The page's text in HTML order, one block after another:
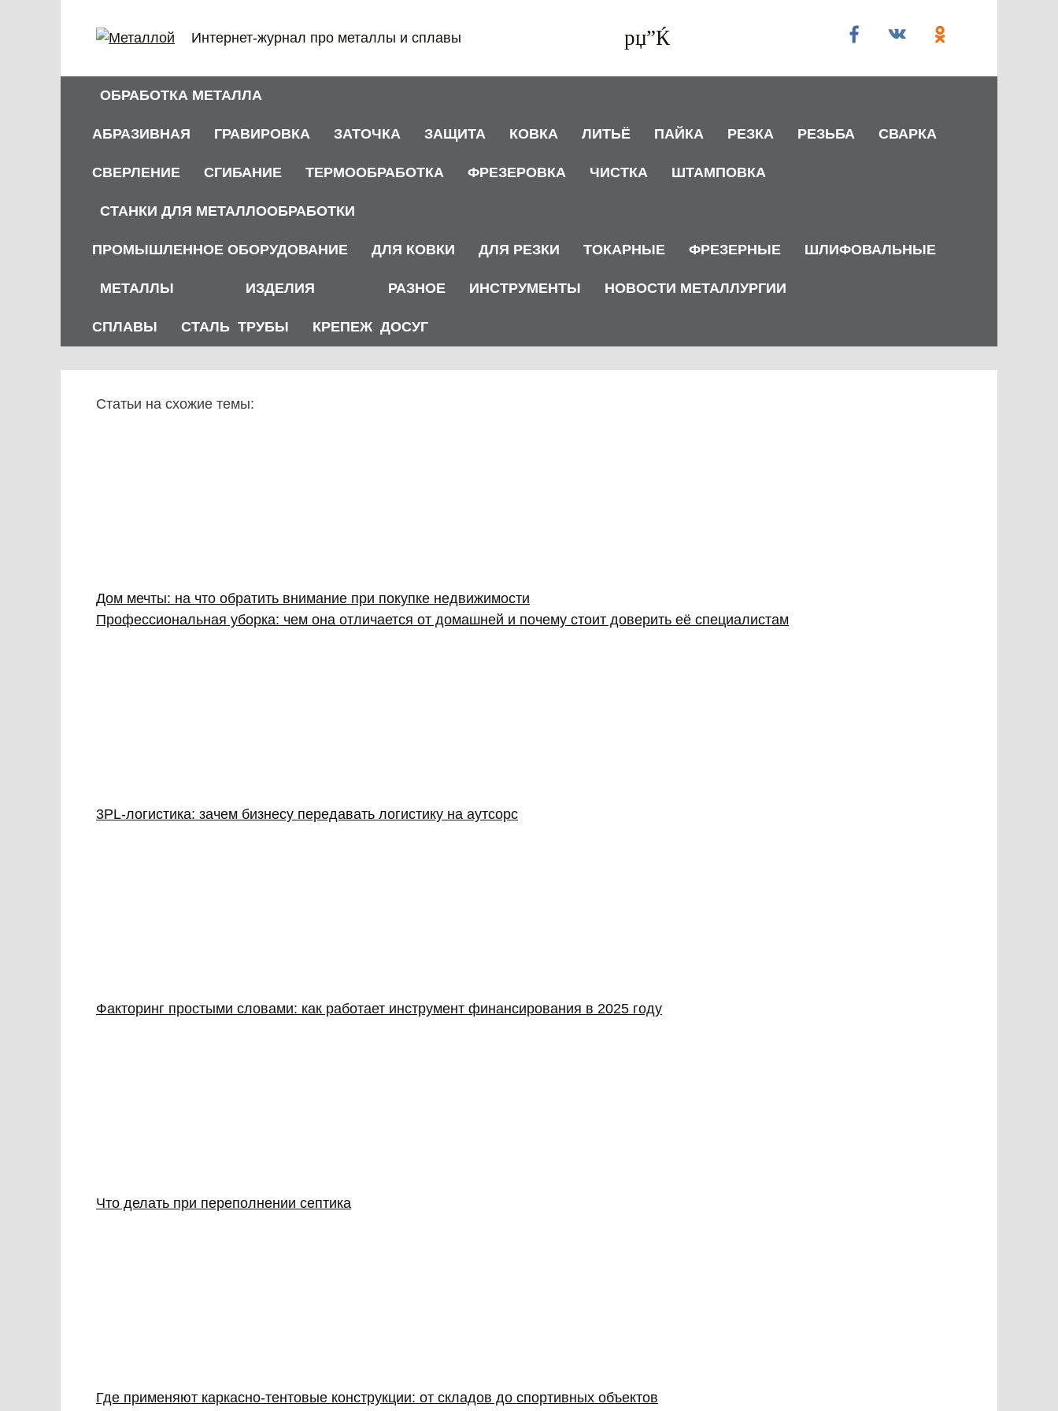
Интернет-журнал про металлы и сплавы
ОБРАБОТКА МЕТАЛЛА
АБРАЗИВНАЯ ГРАВИРОВКА ЗАТОЧКА ЗАЩИТА КОВКА ЛИТЬЁ ПАЙКА РЕЗКА РЕЗЬБА СВАРКА
СВЕРЛЕНИЕ СГИБАНИЕ ТЕРМООБРАБОТКА ФРЕЗЕРОВКА ЧИСТКА ШТАМПОВКА
СТАНКИ ДЛЯ МЕТАЛЛООБРАБОТКИ
ПРОМЫШЛЕННОЕ ОБОРУДОВАНИЕ ДЛЯ КОВКИ ДЛЯ РЕЗКИ ТОКАРНЫЕ ФРЕЗЕРНЫЕ ШЛИФОВАЛЬНЫЕ
МЕТАЛЛЫ
СПЛАВЫ СТАЛЬ
ИЗДЕЛИЯ
ТРУБЫ КРЕПЕЖ
РАЗНОЕ
ДОСУГ
ИНСТРУМЕНТЫ НОВОСТИ МЕТАЛЛУРГИИ
Статьи на схожие темы:
Дом мечты: на что обратить внимание при покупке недвижимости
Профессиональная уборка: чем она отличается от домашней и почему стоит доверить её специалистам
3PL‑логистика: зачем бизнесу передавать логистику на аутсорс
Факторинг простыми словами: как работает инструмент финансирования в 2025 году
Что делать при переполнении септика
Где применяют каркасно‑тентовые конструкции: от складов до спортивных объектов